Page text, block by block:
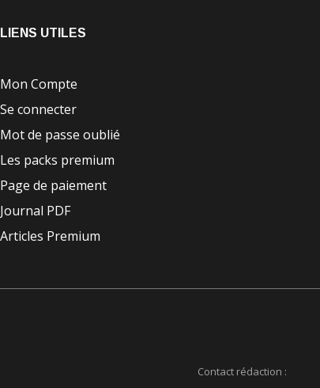
LIENS UTILES
Mon Compte
Se connecter
Mot de passe oublié
Les packs premium
Page de paiement
Journal PDF
Articles Premium
Contact rédaction :